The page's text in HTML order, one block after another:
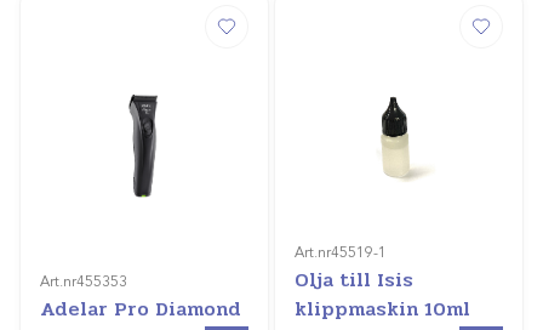
Art.nr455353
Adelar Pro Diamond
Art.nr45519-1
Olja till Isis
klippmaskin 10ml